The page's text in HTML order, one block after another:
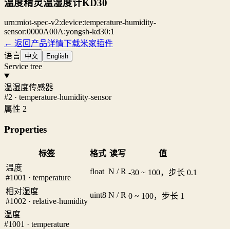
温度精灵温湿度计KD30
urn:miot-spec-v2:device:temperature-humidity-
sensor:0000A00A:yongsh-kd30:1
← 返回产品详情下载米家插件
语言 中文 English
Service tree
温湿度传感器
#2 · temperature-humidity-sensor
属性 2
Properties
标签 格式 读写
值
温度
#1001 · temperature
float N / R -30 ~ 100，步长 0.1
相对湿度
#1002 · relative-humidity
uint8 N / R 0 ~ 100，步长 1
温度
#1001 · temperature